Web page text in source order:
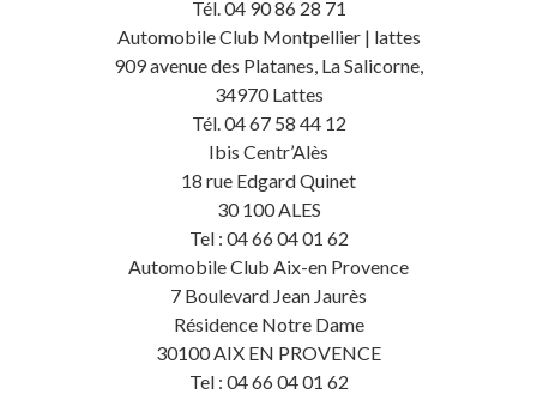
Tél. 04 90 86 28 71
Automobile Club Montpellier | lattes
909 avenue des Platanes, La Salicorne,
34970 Lattes
Tél. 04 67 58 44 12
Ibis Centr’Alès
18 rue Edgard Quinet
30 100 ALES
Tel : 04 66 04 01 62
Automobile Club Aix-en Provence
7 Boulevard Jean Jaurès
Résidence Notre Dame
30100 AIX EN PROVENCE
Tel : 04 66 04 01 62